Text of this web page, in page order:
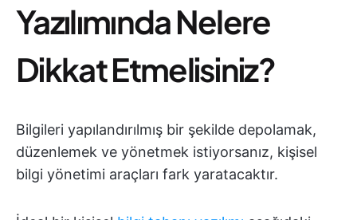
Yazılımında Nelere
Dikkat Etmelisiniz?
Bilgileri yapılandırılmış bir şekilde depolamak,
düzenlemek ve yönetmek istiyorsanız, kişisel
bilgi yönetimi araçları fark yaratacaktır.